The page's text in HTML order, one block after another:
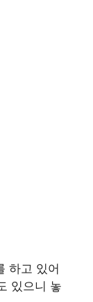
하고 있어
있으니 놓